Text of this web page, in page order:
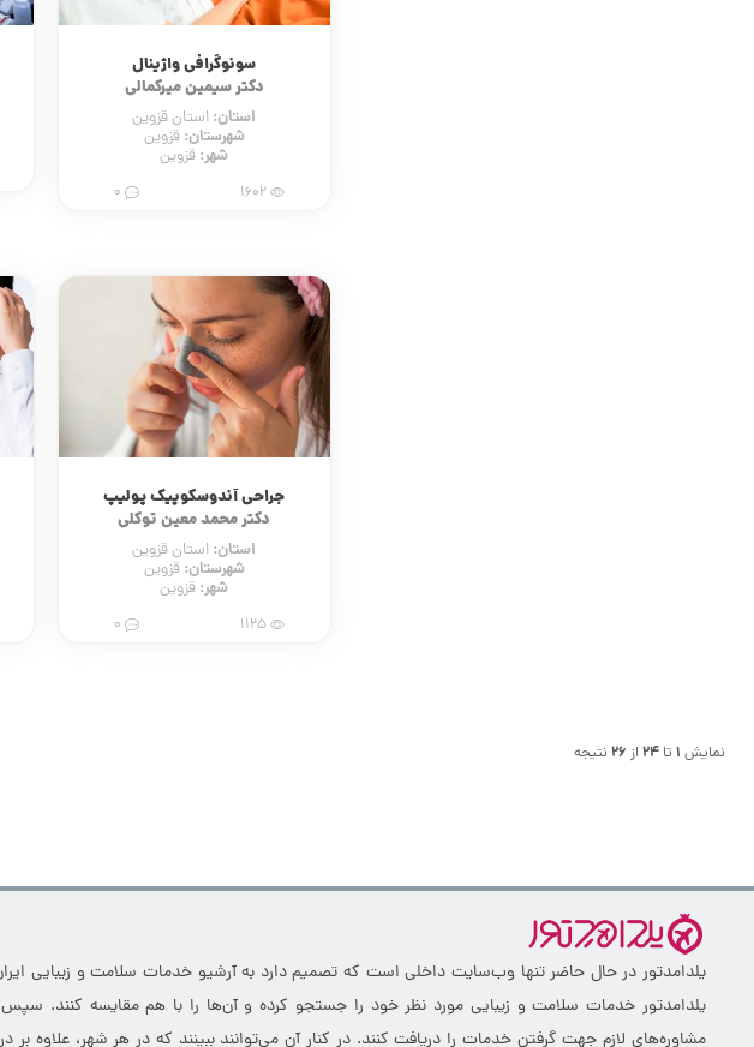
سونوگرافی واژینال
دکتر سیمین میرکمالی
استان: استان قزوین
شهرستان:قزوین
شهر: قزوین
1602
جراحی آندوسکوپیک پولیپ
دکتر محمد معین توکلی
استان: استان قزوین
شهرستان:قزوین
شهر: قزوین
1125
نمایش 1 تا 24از 26 نتیجه
یلدامدتور در حال حاضر تنها وب‌سایت داخلی است که تصمیم دارد به آرشیو خدمات سلامت و زیبایی ایران
یلدامدتور خدمات سلامت و زیبایی مورد نظر خود را جستجو کرده و آن‌ها را با هم مقایسه کنند.
مشاوره‌های لازم جهت گرفتن خدمات را دریافت کنند. در کنار آن می‌توانند ببینند که در هر شهر، علاوه